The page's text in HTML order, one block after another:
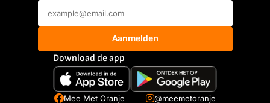
Aanmelden
Download de app
Mee Met Oranje
@meemetoranje